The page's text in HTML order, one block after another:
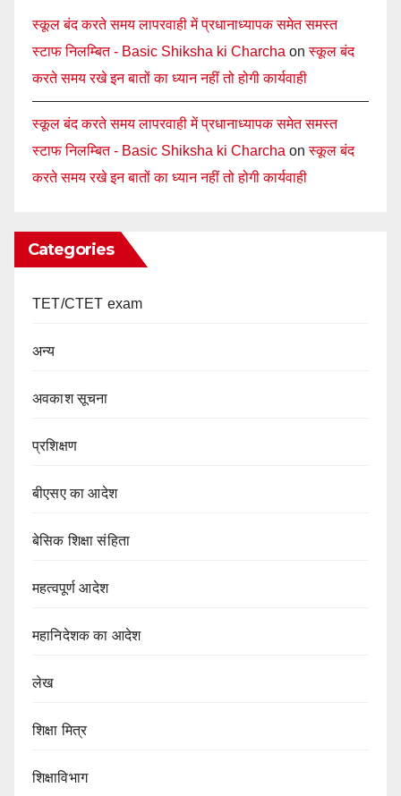
स्कूल बंद करते समय लापरवाही में प्रधानाध्यापक समेत समस्त
स्टाफ निलम्बित - Basic Shiksha ki Charcha onस्कूल बंद
करते समय रखे इन बातों का ध्यान नहीं तो होगी कार्यवाही
स्कूल बंद करते समय लापरवाही में प्रधानाध्यापक समेत समस्त
स्टाफ निलम्बित - Basic Shiksha ki Charcha onस्कूल बंद
करते समय रखे इन बातों का ध्यान नहीं तो होगी कार्यवाही
Categories
TET/CTET exam
अन्य
अवकाश सूचना
प्रशिक्षण
बीएसए का आदेश
बेसिक शिक्षा संहिता
महत्वपूर्ण आदेश
महानिदेशक का आदेश
लेख
शिक्षा मित्र
शिक्षाविभाग